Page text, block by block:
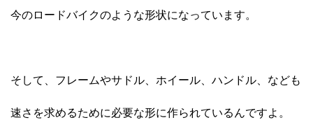
今のロードバイクのような形状になっています。
そして、フレームやサドル、ホイール、ハンドル、なども
速さを求めるために必要な形に作られているんですよ。